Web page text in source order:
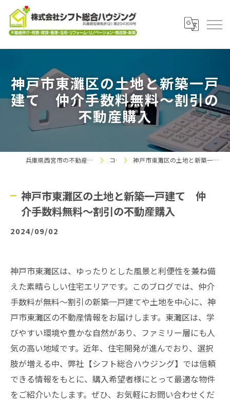
神戸市東灘区の土地と新築一戸
建て 仲介手数料無料～割引の
不動産購入
兵庫県西宮市の不動産なら株式会社シフト総合ハウジング コラム 神戸市東灘区の土地と新築一戸建て 仲介手数料無料～割引の不動産購入
神戸市東灘区の土地と新築一戸建て 仲
介手数料無料～割引の不動産購入
2024/09/02
神戸市東灘区は、ゆったりとした風景と利便性を兼ね備
えた素晴らしい住宅エリアです。このブログでは、仲介
手数料が無料～割引の新築一戸建てや土地を中心に、神
戸市東灘区の不動産情報をお届けします。東灘区は、学
びやすい環境や豊かな自然があり、ファミリー層にも人
気の高い地域です。近年、住宅開発が進んでおり、選択
肢が増える中、弊社【シフト総合ハウジング】では信頼
できる情報をもとに、購入希望者様にとって最適な物件
をご紹介いたします。ぜひ、お気軽にお問い合わせくだ